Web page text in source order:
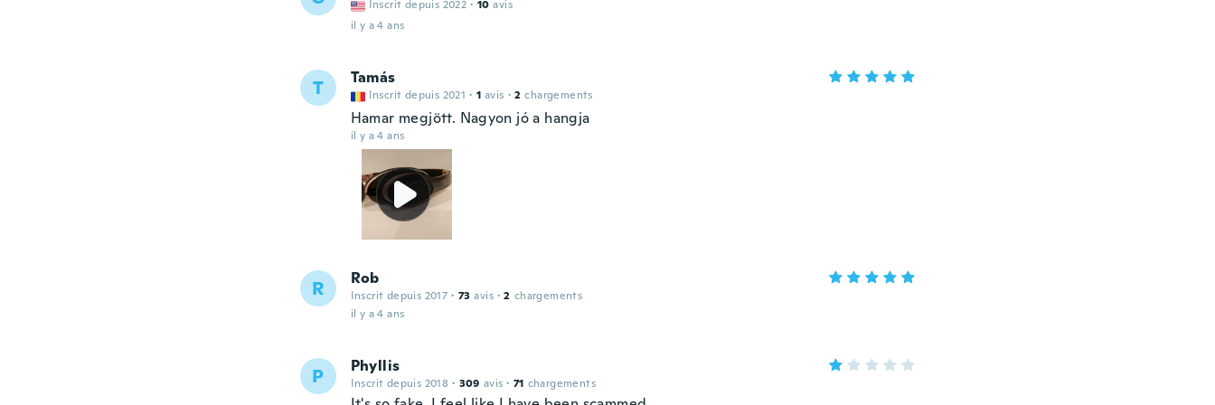
Inscrit depuis 2022 · 10 avis
il y a 4 ans
T Tamás
Inscrit depuis 2021 · 1 avis · 2 chargements
Hamar megjött. Nagyon jó a hangja
il y a 4 ans
R Rob
Inscrit depuis 2017 · 73 avis · 2 chargements
il y a 4 ans
P Phyllis
Inscrit depuis 2018 · 309 avis · 71 chargements